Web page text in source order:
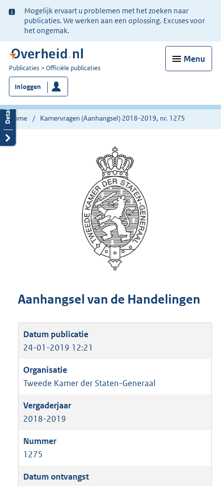
Ter
informatie:
Mogelijk ervaart u problemen met het zoeken naar
publicaties. We werken aan een oplossing. Excuses voor
het ongemak.
Menu
U
bent
nu
hier:
Publicaties Officiële publicaties
Inloggen
Home Kamervragen (Aanhangsel) 2018-2019, nr. 1275
Aanhangsel van de Handelingen
24-01-2019 12:21
Tweede Kamer der Staten-Generaal
2018-2019
1275